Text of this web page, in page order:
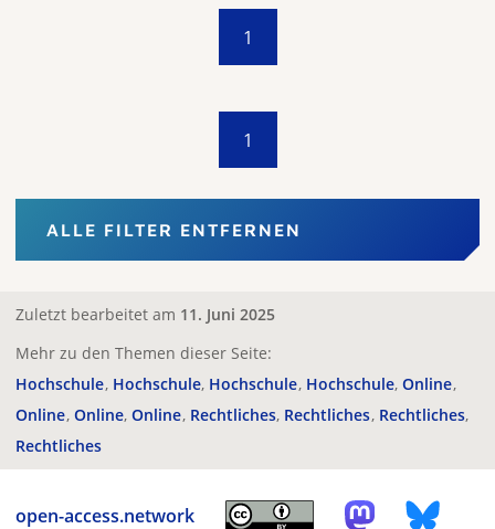
1
1
ALLE FILTER ENTFERNEN
Zuletzt bearbeitet am 11. Juni 2025
Mehr zu den Themen dieser Seite:
Hochschule Hochschule Hochschule Hochschule Online
Online Online Online Rechtliches Rechtliches Rechtliches
Rechtliches
open-access.network